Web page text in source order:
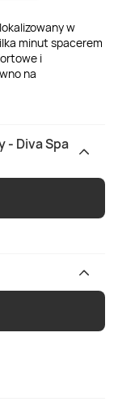
w
minut spacerem
i
na
- Diva Spa